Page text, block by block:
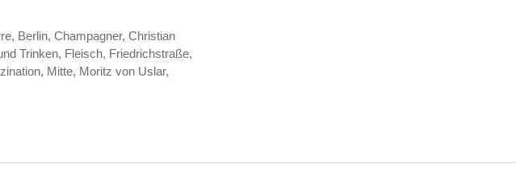
, Berlin, Champagner, Christian
Trinken, Fleisch, Friedrichstraße,
, Mitte, Moritz von Uslar,